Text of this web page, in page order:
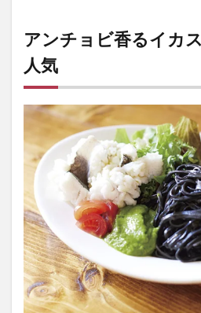
アンチョビ香るイカ
人気